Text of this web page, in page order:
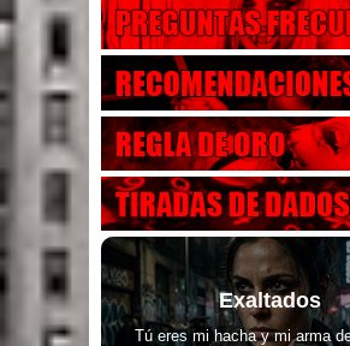
Exaltados
Tú eres mi hacha y mi arma